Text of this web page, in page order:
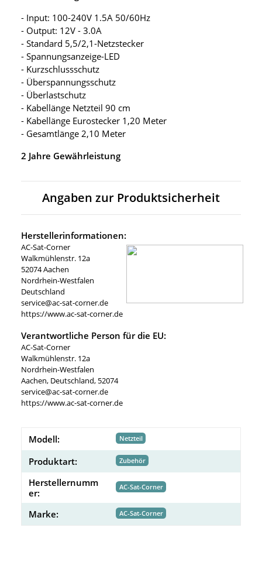
- Input: 100-240V 1.5A 50/60Hz
- Output: 12V - 3.0A
- Standard 5,5/2,1-Netzstecker
- Spannungsanzeige-LED
- Kurzschlussschutz
- Überspannungsschutz
- Überlastschutz
- Kabellänge Netzteil 90 cm
- Kabellänge Eurostecker 1,20 Meter
- Gesamtlänge 2,10 Meter
2 Jahre Gewährleistung
Angaben zur Produktsicherheit
Herstellerinformationen:
AC-Sat-Corner
Walkmühlenstr. 12a
52074 Aachen
Nordrhein-Westfalen
Deutschland
service@ac-sat-corner.de
https://www.ac-sat-corner.de
Verantwortliche Person für die EU:
AC-Sat-Corner
Walkmühlenstr. 12a
Nordrhein-Westfalen
Aachen, Deutschland, 52074
service@ac-sat-corner.de
https://www.ac-sat-corner.de
Modell: Netzteil
Produktart: Zubehör
Herstellernumm
er:
AC-Sat-Corner
Marke: AC-Sat-Corner